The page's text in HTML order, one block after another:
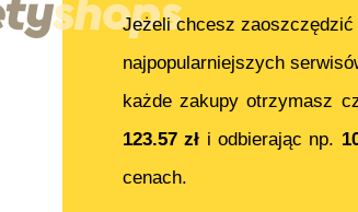
Jeżeli chcesz zaoszczędzić
najpopularniejszych
każde zakupy otrzymasz
123.57 zł i odbierając np.
cenach.